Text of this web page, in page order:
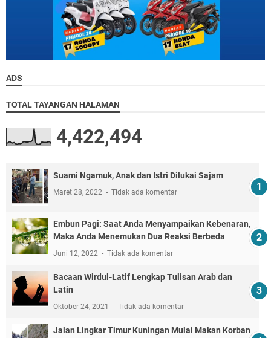
ADS
TOTAL TAYANGAN HALAMAN
4,422,494
Suami Ngamuk, Anak dan Istri Dilukai Sajam
Maret 28, 2022 Tidak ada komentar
Embun Pagi: Saat Anda Menyampaikan Kebenaran,
Maka Anda Menemukan Dua Reaksi Berbeda
Juni 12, 2022 Tidak ada komentar
Bacaan Wirdul-Latif Lengkap Tulisan Arab dan
Latin
Oktober 24, 2021 Tidak ada komentar
Jalan Lingkar Timur Kuningan Mulai Makan Korban